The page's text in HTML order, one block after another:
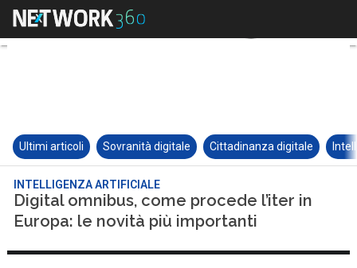
Ultimi articoli Sovranità digitale Cittadinanza digitale
INTELLIGENZA ARTIFICIALE
Digital omnibus, come procede l’iter in
Europa: le novità più importanti